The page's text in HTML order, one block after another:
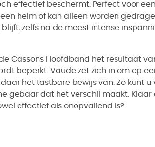
effectief beschermt. Perfect voor
helm of kan alleen worden
zelfs na de meest intense
Cassons Hoofdband het resultaat
beperkt. Vaude zet zich in om op
het tastbare bewijs van. Zo kunt
gebaar dat het verschil maakt. Klaar
effectief als onopvallend is?